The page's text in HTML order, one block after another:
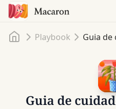
InícioPlaybook
Guia de